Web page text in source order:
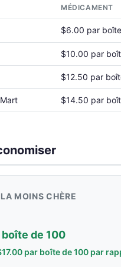
MÉDICAMENT
$6.00 par
$10.00 par
$12.50 par
$14.50 par
MOINS CHÈRE
de 100
par boîte de 100 par